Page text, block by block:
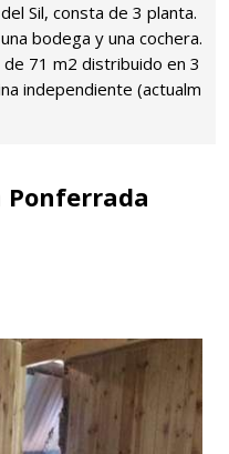
Sil, consta de 3 planta.
bodega y una cochera.
de 71 m2 distribuido en 3
independiente (actualm
Ponferrada